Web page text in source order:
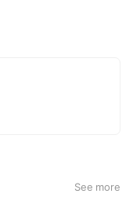
See more